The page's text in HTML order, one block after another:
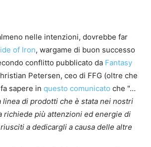
nelle intenzioni, dovrebbe far
of Iron, wargame di buon successo
conflitto pubblicato da Fantasy
Petersen, ceo di FFG (oltre che
sapere in questo comunicato che "…
linea di prodotti che è stata nei nostri
richiede più attenzioni ed energie di
a dedicargli a causa delle altre